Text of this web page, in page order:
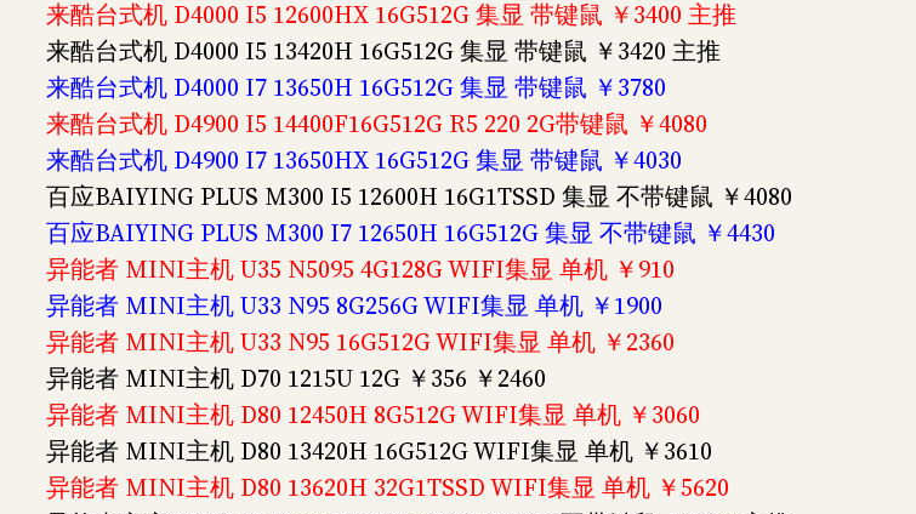
来酷台式机 D4000 I5 12600HX 16G512G 集显 带键鼠 ￥3400 主推
来酷台式机 D4000 I5 13420H 16G512G 集显 带键鼠 ￥3420 主推
来酷台式机 D4000 I7 13650H 16G512G 集显 带键鼠 ￥3780
来酷台式机 D4900 I5 14400F16G512G R5 220 2G带键鼠 ￥4080
来酷台式机 D4900 I7 13650HX 16G512G 集显 带键鼠 ￥4030
百应BAIYING PLUS M300 I5 12600H 16G1TSSD 集显 不带键鼠 ￥4080
百应BAIYING PLUS M300 I7 12650H 16G512G 集显 不带键鼠 ￥4430
异能者 MINI主机 U35 N5095 4G128G WIFI集显 单机 ￥910
异能者 MINI主机 U33 N95 8G256G WIFI集显 单机 ￥1900
异能者 MINI主机 U33 N95 16G512G WIFI集显 单机 ￥2360
异能者 MINI主机 D70 1215U 12G ￥356 ￥2460
异能者 MINI主机 D80 12450H 8G512G WIFI集显 单机 ￥3060
异能者 MINI主机 D80 13420H 16G512G WIFI集显 单机 ￥3610
异能者 MINI主机 D80 13620H 32G1TSSD WIFI集显 单机 ￥5620